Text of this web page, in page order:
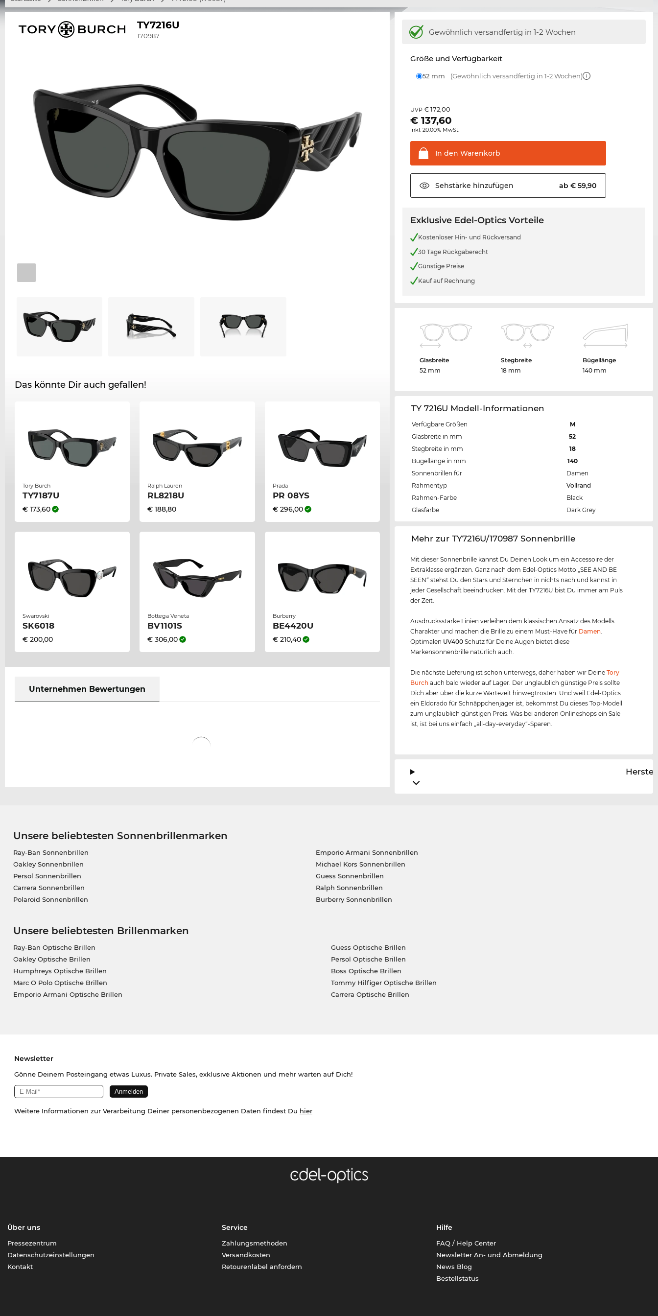
TY7216U
170987
Das könnte Dir auch gefallen!
Tory Burch
TY7187U
€ 173,60
Ralph Lauren
RL8218U
€ 188,80
Prada
PR 08YS
€ 296,00
Swarovski
SK6018
€ 200,00
Bottega Veneta
BV1101S
€ 306,00
Burberry
BE4420U
€ 210,40
Unternehmen Bewertungen
Gewöhnlich versandfertig in 1-2 Wochen
Größe und Verfügbarkeit
52 mm (Gewöhnlich versandfertig in 1-2 Wochen)
UVP€ 172,00
€137,60
inkl. 20.00% MwSt.
In den Warenkorb
Sehstärke hinzufügen ab € 59,90
Exklusive Edel-Optics Vorteile
Kostenloser Hin- und Rückversand
30 Tage Rückgaberecht
Günstige Preise
Kauf auf Rechnung
Glasbreite
52 mm
Stegbreite
18 mm
Bügellänge
140 mm
TY 7216U Modell-Informationen
Verfügbare Größen
M
Glasbreite in mm
52
Stegbreite in mm
18
Bügellänge in mm
140
Sonnenbrillen für
Damen
Rahmentyp
Vollrand
Rahmen-Farbe
Black
Glasfarbe
Dark Grey
‌Mehr zur TY7216U/170987 Sonnenbrille
Mit dieser Sonnenbrille kannst Du Deinen Look um ein Accessoire der
Extraklasse ergänzen. Ganz nach dem Edel-Optics Motto „SEE AND BE
SEEN“ stehst Du den Stars und Sternchen in nichts nach und kannst in
jeder Gesellschaft beeindrucken. Mit der TY7216U bist Du immer am Puls
der Zeit.
Ausdrucksstarke Linien verleihen dem klassischen Ansatz des Modells
Charakter und machen die Brille zu einem Must-Have für Damen.
Optimalen UV400 Schutz für Deine Augen bietet diese
Markensonnenbrille natürlich auch.
Die nächste Lieferung ist schon unterwegs, daher haben wir DeineTory
Burch auch bald wieder auf Lager. Der unglaublich günstige Preis sollte
Dich aber über die kurze Wartezeit hinwegtrösten. Und weil Edel-Optics
ein Eldorado für Schnäppchenjäger ist, bekommst Du dieses Top-Modell
zum unglaublich günstigen Preis. Was bei anderen Onlineshops ein Sale
ist, ist bei uns einfach „all-day-everyday“-Sparen.
Unsere beliebtesten Sonnenbrillenmarken
Ray-Ban Sonnenbrillen
Oakley Sonnenbrillen
Persol Sonnenbrillen
Carrera Sonnenbrillen
Polaroid Sonnenbrillen
Emporio Armani Sonnenbrillen
Michael Kors Sonnenbrillen
Guess Sonnenbrillen
Ralph Sonnenbrillen
Burberry Sonnenbrillen
Unsere beliebtesten Brillenmarken
Ray-Ban Optische Brillen
Oakley Optische Brillen
Humphreys Optische Brillen
Marc O Polo Optische Brillen
Emporio Armani Optische Brillen
Guess Optische Brillen
Persol Optische Brillen
Boss Optische Brillen
Tommy Hilfiger Optische Brillen
Carrera Optische Brillen
Newsletter
Gönne Deinem Posteingang etwas Luxus. Private Sales, exklusive Aktionen und mehr warten auf Dich!
Weitere Informationen zur Verarbeitung Deiner personenbezogenen Daten findest Du hier
Über uns
Pressezentrum
Datenschutzeinstellungen
Kontakt
Service
Zahlungsmethoden
Versandkosten
Retourenlabel anfordern
Hilfe
FAQ / Help Center
Newsletter An- und Abmeldung
News Blog
Bestellstatus